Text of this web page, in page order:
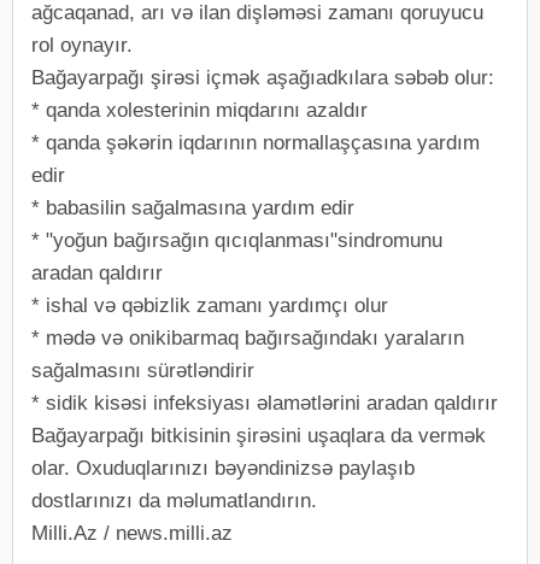
ağcaqanad, arı və ilan dişləməsi zamanı qoruyucu
rol oynayır.
Bağayarpağı şirəsi içmək aşağıadkılara səbəb olur:
* qanda xolesterinin miqdarını azaldır
* qanda şəkərin iqdarının normallaşçasına yardım
edir
* babasilin sağalmasına yardım edir
* "yoğun bağırsağın qıcıqlanması"sindromunu
aradan qaldırır
* ishal və qəbizlik zamanı yardımçı olur
* mədə və onikibarmaq bağırsağındakı yaraların
sağalmasını sürətləndirir
* sidik kisəsi infeksiyası əlamətlərini aradan qaldırır
Bağayarpağı bitkisinin şirəsini uşaqlara da vermək
olar. Oxuduqlarınızı bəyəndinizsə paylaşıb
dostlarınızı da məlumatlandırın.
Milli.Az / news.milli.az